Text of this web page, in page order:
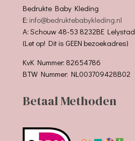
Bedrukte Baby Kleding
E: info@bedruktebabykleding.nl
A: Schouw 48-53 8232BE Lelystad
(Let op! Dit is GEEN bezoekadres)
KvK Nummer: 82654786
BTW Nummer: NL003709428B02
Betaal Methoden